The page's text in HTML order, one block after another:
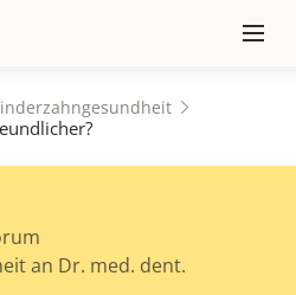
≡
an Dr. med. dent.